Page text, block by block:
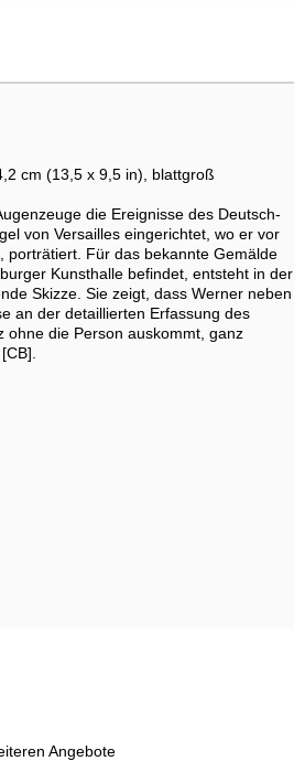
cm (13,5 x 9,5 in), blattgroß
die Ereignisse des Deutsch-
von Versailles eingerichtet, wo er vor
porträtiert. Für das bekannte Gemälde
Kunsthalle befindet, entsteht in der
Skizze. Sie zeigt, dass Werner neben
an der detaillierten Erfassung des
ohne die Person auskommt, ganz
Angebote